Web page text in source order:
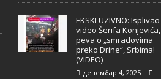
EKSKLUZIVNO: Isplivao
video Šerifa Konjevića,
peva o „smradovima
preko Drine“, Srbima!
(VIDEO)
децембар 4, 2025